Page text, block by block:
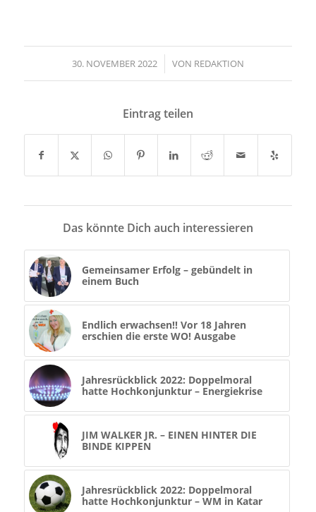
30. NOVEMBER 2022
/ VON REDAKTION
Eintrag teilen
Das könnte Dich auch interessieren
Gemeinsamer Erfolg – gebündelt in
einem Buch
Endlich erwachsen!! Vor 18 Jahren
erschien die erste WO! Ausgabe
Jahresrückblick 2022: Doppelmoral
hatte Hochkonjunktur – Energiekrise
JIM WALKER JR. – EINEN HINTER DIE
BINDE KIPPEN
Jahresrückblick 2022: Doppelmoral
hatte Hochkonjunktur – WM in Katar